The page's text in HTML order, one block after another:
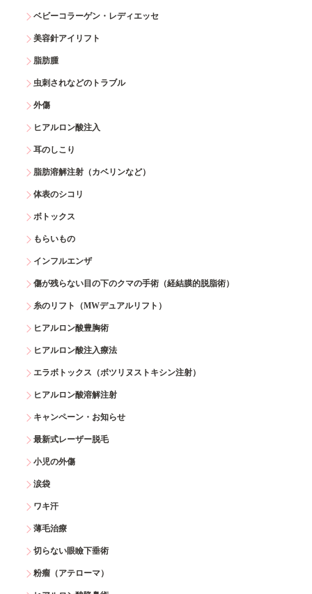
ベビーコラーゲン・レディエッセ
美容針アイリフト
脂肪腫
虫刺されなどのトラブル
外傷
ヒアルロン酸注入
耳のしこり
脂肪溶解注射（カベリンなど）
体表のシコリ
ボトックス
もらいもの
インフルエンザ
傷が残らない目の下のクマの手術（経結膜的脱脂術）
糸のリフト（MWデュアルリフト）
ヒアルロン酸豊胸術
ヒアルロン酸注入療法
エラボトックス（ボツリヌストキシン注射）
ヒアルロン酸溶解注射
キャンペーン・お知らせ
最新式レーザー脱毛
小児の外傷
涙袋
ワキ汗
薄毛治療
切らない眼瞼下垂術
粉瘤（アテローマ）